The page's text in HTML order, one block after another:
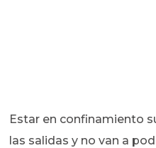
Estar en confinamiento
las salidas y no van a